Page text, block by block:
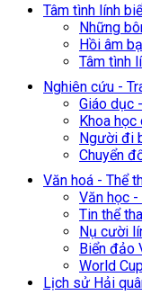
Tâm tình lính
Những
Hồi âm
Tâm tình
Nghiên cứu -
Giáo dục
Khoa học
Người đi
Chuyển
Văn hoá - Thể
Văn học
Tin thể
Nụ cười
Biển đảo
World
Lịch sử Hải